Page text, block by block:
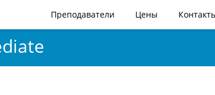
Преподаватели Цены